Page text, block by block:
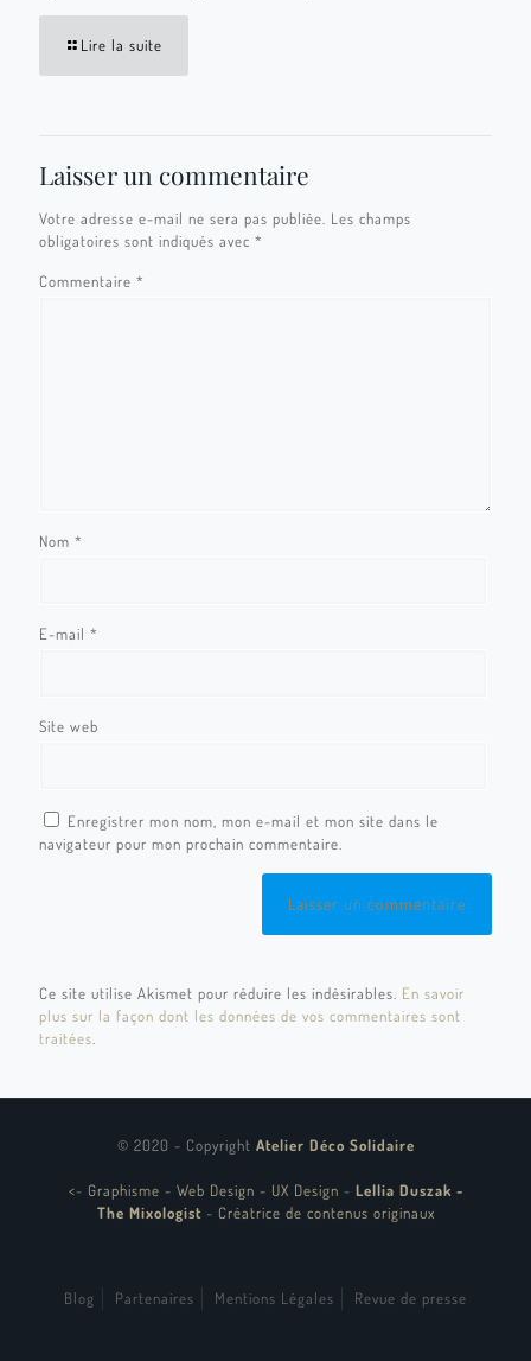
Lire la suite
Laisser un commentaire
Votre adresse e-mail ne sera pas publiée. Les champs
obligatoires sont indiqués avec *
Commentaire *
Nom *
E-mail *
Site web
Enregistrer mon nom, mon e-mail et mon site dans le
navigateur pour mon prochain commentaire.
Ce site utilise Akismet pour réduire les indésirables. En savoir
plus sur la façon dont les données de vos commentaires sont
traitées
© 2020 - Copyright Atelier Déco Solidaire
<- Graphisme - Web Design - UX Design - Lellia Duszak -
The Mixologist - Créatrice de contenus originaux
Blog Partenaires Mentions Légales Revue de presse